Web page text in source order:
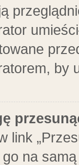
by
link
na